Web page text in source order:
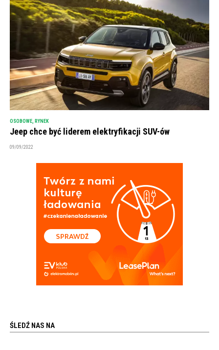
OSOBOWE RYNEK
Jeep chce być liderem elektryfikacji SUV-ów
09/09/2022
ŚLEDŹ NAS NA